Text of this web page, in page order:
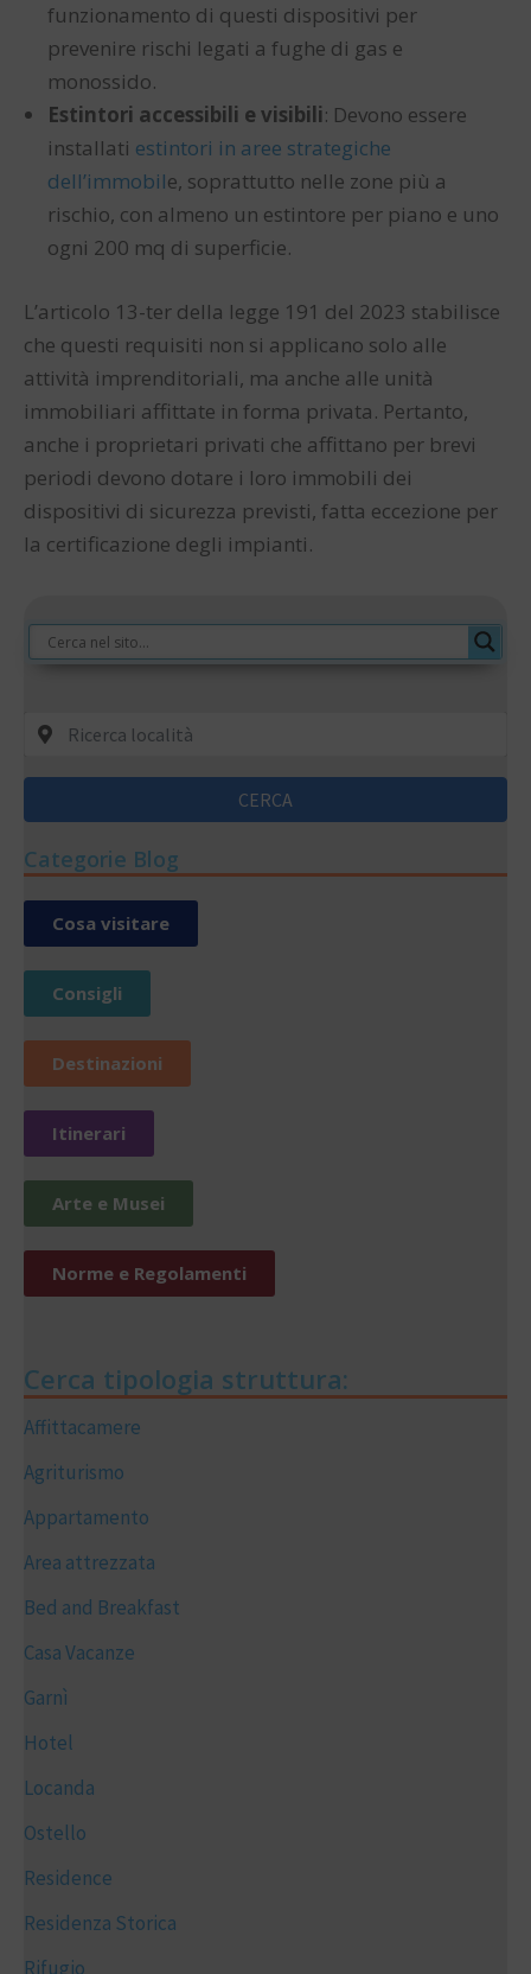
funzionamento di questi dispositivi per
prevenire rischi legati a fughe di gas e
monossido.
Estintori accessibili e visibili: Devono essere
installati estintori in aree strategiche
dell’immobile, soprattutto nelle zone più a
rischio, con almeno un estintore per piano e uno
ogni 200 mq di superficie.
L’articolo 13-ter della legge 191 del 2023 stabilisce
che questi requisiti non si applicano solo alle
attività imprenditoriali, ma anche alle unità
immobiliari affittate in forma privata. Pertanto,
anche i proprietari privati che affittano per brevi
periodi devono dotare i loro immobili dei
dispositivi di sicurezza previsti, fatta eccezione per
la certificazione degli impianti.
CERCA
Categorie Blog
Cosa visitare
Consigli
Destinazioni
Itinerari
Arte e Musei
Norme e Regolamenti
Cerca tipologia struttura:
Affittacamere
Agriturismo
Appartamento
Area attrezzata
Bed and Breakfast
Casa Vacanze
Garnì
Hotel
Locanda
Ostello
Residence
Residenza Storica
Rifugio